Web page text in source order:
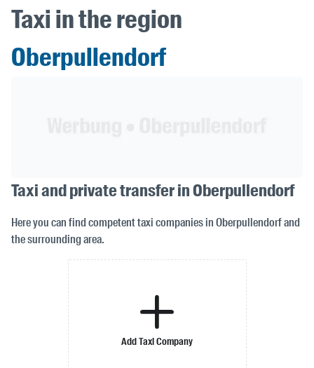
Taxi in the region
Oberpullendorf
Taxi and private transfer in Oberpullendorf
Here you can find competent taxi companies in Oberpullendorf and
the surrounding area.
Add Taxi Company